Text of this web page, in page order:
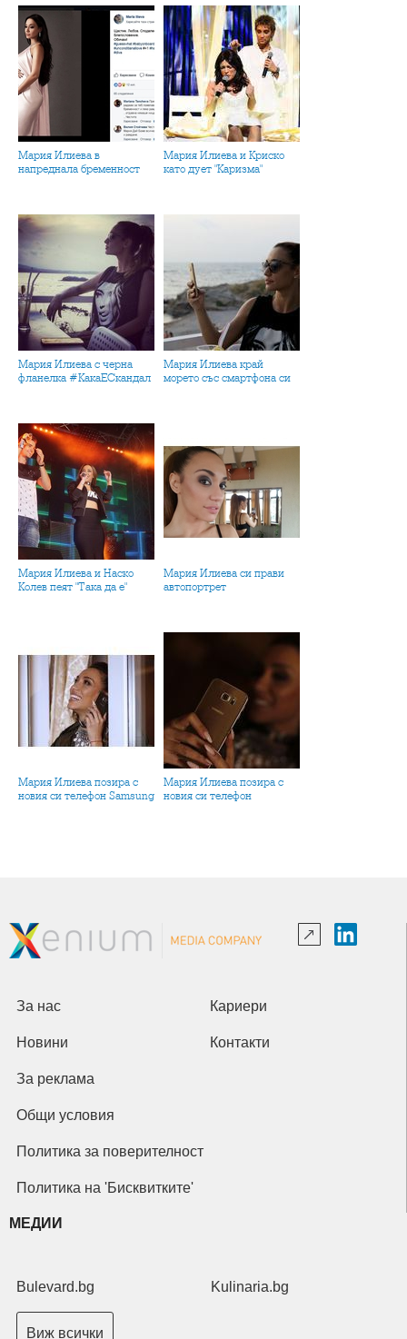
Мария Илиева в
напреднала бременност
Мария Илиева и Криско
като дует "Каризма"
Мария Илиева с черна
фланелка #КакаЕСкандал
Мария Илиева край
морето със смартфона си
Мария Илиева и Наско
Колев пеят "Така да е"
Мария Илиева си прави
автопортрет
Мария Илиева позира с
новия си телефон Samsung
Мария Илиева позира с
новия си телефон
За нас Кариери
Новини Контакти
За реклама
Общи условия
Политика за поверителност
Политика на 'Бисквитките'
МЕДИИ
Bulevard.bg Kulinaria.bg
Виж всички